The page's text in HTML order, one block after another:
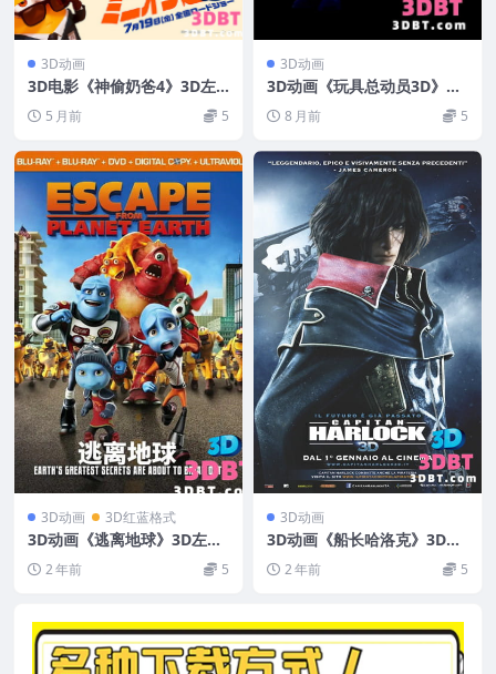
3D动画
3D电影《神偷奶爸4》3D左
右格式 高清网盘 下载 VR3D
电影小黄人4
5 月前 5
3D动画
3D动画《玩具总动员3D》左
右分屏格式 3D电影 网盘 高
清 下载
8 月前 5
3D动画 3D红蓝格式
3D动画《逃离地球》3D左右
格式 VR动画片 网盘 下载 3D
版卡通片
2 年前 5
3D动画
3D动画《船长哈洛克》3D左
右格式电影下载 高清网盘+迅
雷 下载
2 年前 5